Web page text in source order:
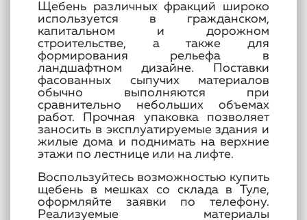
Щебень различных фракций широко
используется в гражданском,
капитальном и дорожном
строительстве, а также для
формирования рельефа в
ландшафтном дизайне. Поставки
фасованных сыпучих материалов
обычно выполняются при
сравнительно небольших объемах
работ. Прочная упаковка позволяет
заносить в эксплуатируемые здания и
жилые дома и поднимать на верхние
этажи по лестнице или на лифте.
Воспользуйтесь возможностью купить
щебень в мешках со склада в Туле,
оформляйте заявки по телефону.
Реализуемые материалы